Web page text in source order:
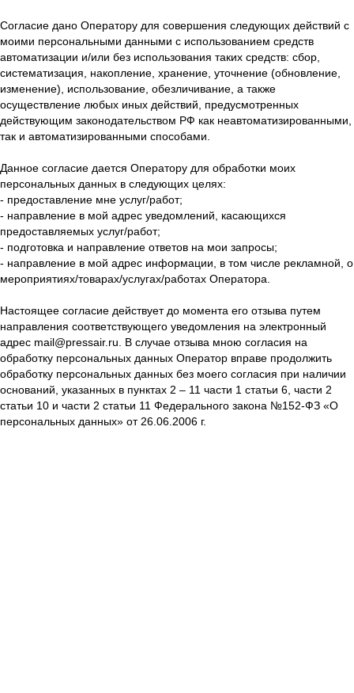
Согласие дано Оператору для совершения следующих действий с
моими персональными данными с использованием средств
автоматизации и/или без использования таких средств: сбор,
систематизация, накопление, хранение, уточнение (обновление,
изменение), использование, обезличивание, а также
осуществление любых иных действий, предусмотренных
действующим законодательством РФ как неавтоматизированными,
так и автоматизированными способами.
Данное согласие дается Оператору для обработки моих
персональных данных в следующих целях:
- предоставление мне услуг/работ;
- направление в мой адрес уведомлений, касающихся
предоставляемых услуг/работ;
- подготовка и направление ответов на мои запросы;
- направление в мой адрес информации, в том числе рекламной, о
мероприятиях/товарах/услугах/работах Оператора.
Настоящее согласие действует до момента его отзыва путем
направления соответствующего уведомления на электронный
адрес mail@pressair.ru. В случае отзыва мною согласия на
обработку персональных данных Оператор вправе продолжить
обработку персональных данных без моего согласия при наличии
оснований, указанных в пунктах 2 – 11 части 1 статьи 6, части 2
статьи 10 и части 2 статьи 11 Федерального закона №152-ФЗ «О
персональных данных» от 26.06.2006 г.